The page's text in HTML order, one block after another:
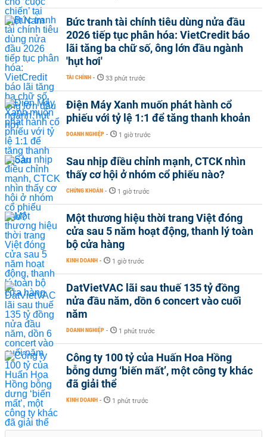
Bức tranh tài chính tiêu dùng nửa đầu
2026 tiếp tục phân hóa: VietCredit báo
lãi tăng ba chữ số, ông lớn đầu ngành
'hụt hơi'
TÀI CHÍNH - 33 phút trước
Điện Máy Xanh muốn phát hành cổ
phiếu với tỷ lệ 1:1 để tăng thanh khoản
DOANH NGHIỆP - 1 giờ trước
Sau nhịp điều chỉnh mạnh, CTCK nhìn
thấy cơ hội ở nhóm cổ phiếu nào?
CHỨNG KHOÁN - 1 giờ trước
Một thương hiệu thời trang Việt đóng
cửa sau 5 năm hoạt động, thanh lý toàn
bộ cửa hàng
KINH DOANH - 1 giờ trước
DatVietVAC lãi sau thuế 135 tỷ đồng
nửa đầu năm, dồn 6 concert vào cuối
năm
DOANH NGHIỆP - 1 phút trước
Công ty 100 tỷ của Huấn Hoa Hồng
bỗng dưng ‘biến mất’, một công ty khác
đã giải thể
KINH DOANH - 1 phút trước